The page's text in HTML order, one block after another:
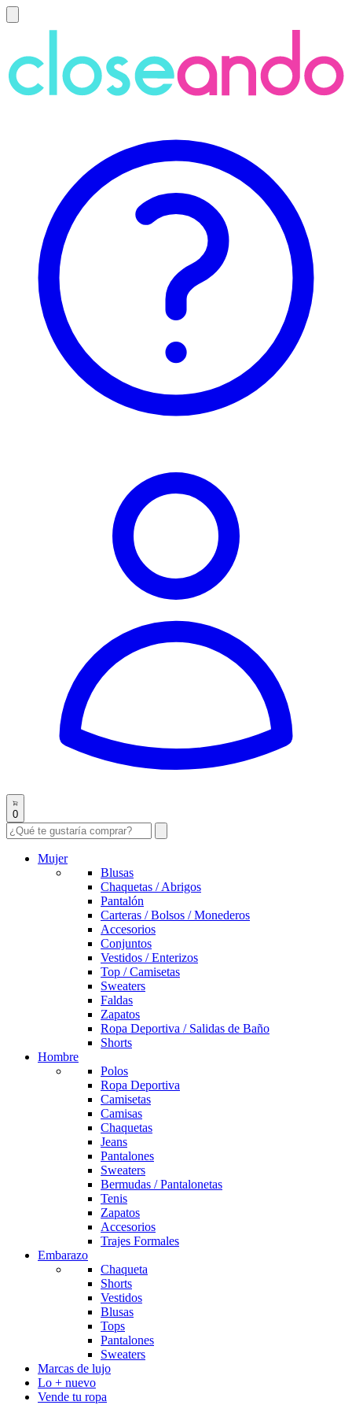
0
Mujer
Blusas
Chaquetas / Abrigos
Pantalón
Carteras / Bolsos / Monederos
Accesorios
Conjuntos
Vestidos / Enterizos
Top / Camisetas
Sweaters
Faldas
Zapatos
Ropa Deportiva / Salidas de Baño
Shorts
Hombre
Polos
Ropa Deportiva
Camisetas
Camisas
Chaquetas
Jeans
Pantalones
Sweaters
Bermudas / Pantalonetas
Tenis
Zapatos
Accesorios
Trajes Formales
Embarazo
Chaqueta
Shorts
Vestidos
Blusas
Tops
Pantalones
Sweaters
Marcas de lujo
Lo + nuevo
Vende tu ropa